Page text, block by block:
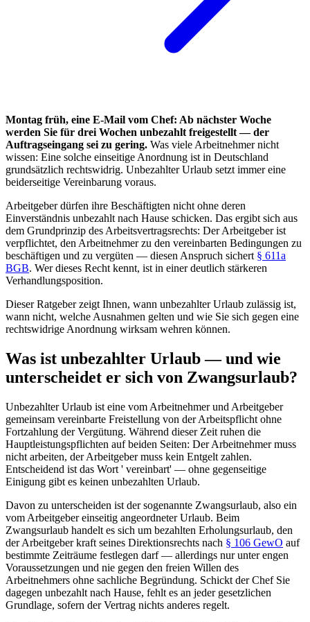
Montag früh, eine E-Mail vom Chef: Ab nächster Woche
werden Sie für drei Wochen unbezahlt freigestellt — der
Auftragseingang sei zu gering. Was viele Arbeitnehmer nicht
wissen: Eine solche einseitige Anordnung ist in Deutschland
grundsätzlich rechtswidrig. Unbezahlter Urlaub setzt immer eine
beiderseitige Vereinbarung voraus.
Arbeitgeber dürfen ihre Beschäftigten nicht ohne deren
Einverständnis unbezahlt nach Hause schicken. Das ergibt sich aus
dem Grundprinzip des Arbeitsvertragsrechts: Der Arbeitgeber ist
verpflichtet, den Arbeitnehmer zu den vereinbarten Bedingungen zu
beschäftigen und zu vergüten — diesen Anspruch sichert § 611a
BGB. Wer dieses Recht kennt, ist in einer deutlich stärkeren
Verhandlungsposition.
Dieser Ratgeber zeigt Ihnen, wann unbezahlter Urlaub zulässig ist,
wann nicht, welche Ausnahmen gelten und wie Sie sich gegen eine
rechtswidrige Anordnung wirksam wehren können.
Was ist unbezahlter Urlaub — und wie
unterscheidet er sich von Zwangsurlaub?
Unbezahlter Urlaub ist eine vom Arbeitnehmer und Arbeitgeber
gemeinsam vereinbarte Freistellung von der Arbeitspflicht ohne
Fortzahlung der Vergütung. Während dieser Zeit ruhen die
Hauptleistungspflichten auf beiden Seiten: Der Arbeitnehmer muss
nicht arbeiten, der Arbeitgeber muss kein Entgelt zahlen.
Entscheidend ist das Wort ' vereinbart' — ohne gegenseitige
Einigung gibt es keinen unbezahlten Urlaub.
Davon zu unterscheiden ist der sogenannte Zwangsurlaub, also ein
vom Arbeitgeber einseitig angeordneter Urlaub. Beim
Zwangsurlaub handelt es sich um bezahlten Erholungsurlaub, den
der Arbeitgeber kraft seines Direktionsrechts nach § 106 GewO auf
bestimmte Zeiträume festlegen darf — allerdings nur unter engen
Voraussetzungen und nie gegen den freien Willen des
Arbeitnehmers ohne sachliche Begründung. Schickt der Chef Sie
dagegen unbezahlt nach Hause, fehlt es an jeder gesetzlichen
Grundlage, sofern der Vertrag nichts anderes regelt.